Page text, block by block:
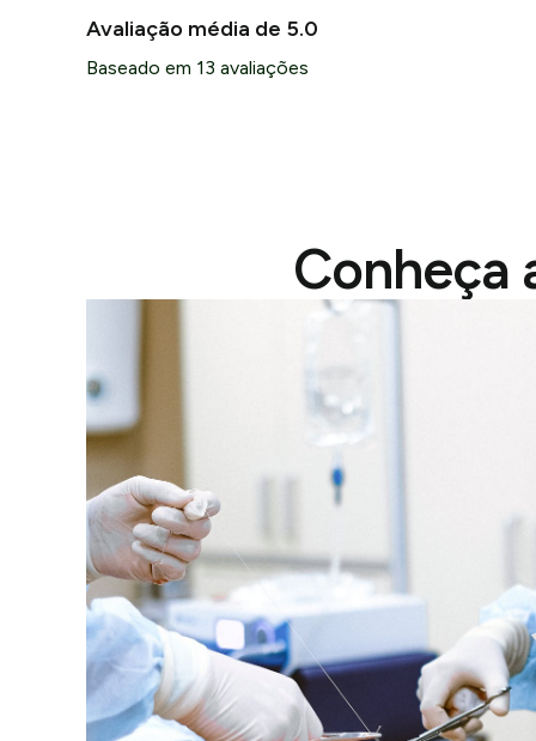
Avaliação média de 5.0
Baseado em 13 avaliações
Conheça